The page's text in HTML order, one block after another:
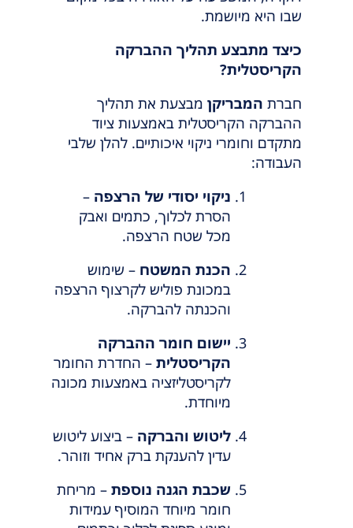
שבו היא מיושמת.
כיצד מתבצע תהליך ההברקה
הקריסטלית?
חברת המבריקן מבצעת את תהליך
ההברקה הקריסטלית באמצעות ציוד
מתקדם וחומרי ניקוי איכותיים. להלן שלבי
העבודה:
ניקוי יסודי של הרצפה –
הסרת לכלוך, כתמים ואבק
מכל שטח הרצפה.
הכנת המשטח – שימוש
במכונת פוליש לקרצוף הרצפה
והכנתה להברקה.
יישום חומר ההברקה
הקריסטלית – החדרת החומר
לקריסטליזציה באמצעות מכונה
מיוחדת.
ליטוש והברקה – ביצוע ליטוש
עדין להענקת ברק אחיד וזוהר.
שכבת הגנה נוספת – מריחת
חומר מיוחד המוסיף עמידות